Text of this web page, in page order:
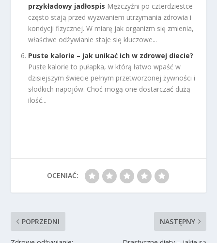
przykładowy jadłospis Mężczyźni po czterdziestce
często stają przed wyzwaniem utrzymania zdrowia i
kondycji fizycznej. W miarę jak organizm się zmienia,
właściwe odżywianie staje się kluczowe...
Puste kalorie – jak unikać ich w zdrowej diecie?
Puste kalorie to pułapka, w którą łatwo wpaść w
dzisiejszym świecie pełnym przetworzonej żywności i
słodkich napojów. Choć mogą one dostarczać dużą
ilość...
OCENIAĆ:
POPRZEDNI NASTĘPNY